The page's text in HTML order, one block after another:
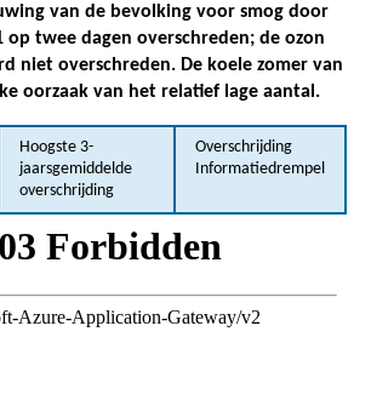
van de bevolking voor smog door
op twee dagen overschreden; de ozon
niet overschreden. De koele zomer van
oorzaak van het relatief lage aantal.
Hoogste 3-
jaarsgemiddelde
overschrijding
Overschrijding
Informatiedrempel